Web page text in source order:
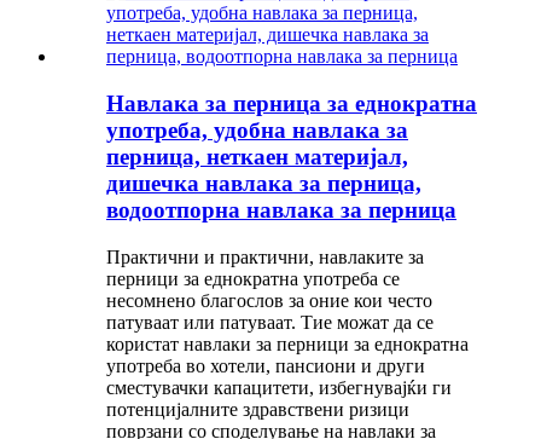
Навлака за перница за еднократна
употреба, удобна навлака за
перница, неткаен материјал,
дишечка навлака за перница,
водоотпорна навлака за перница
Практични и практични, навлаките за
перници за еднократна употреба се
несомнено благослов за оние кои често
патуваат или патуваат. Тие можат да се
користат навлаки за перници за еднократна
употреба во хотели, пансиони и други
сместувачки капацитети, избегнувајќи ги
потенцијалните здравствени ризици
поврзани со споделување на навлаки за